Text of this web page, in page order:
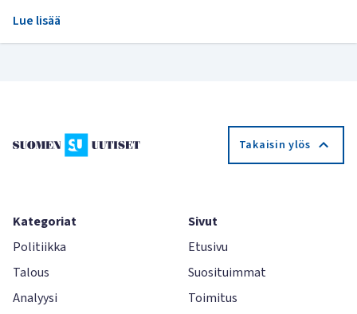
Lue lisää
Takaisin ylös
Kategoriat
Politiikka
Talous
Analyysi
Sivut
Etusivu
Suosituimmat
Toimitus